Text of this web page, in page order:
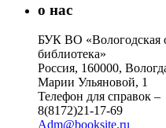
о нас
БУК ВО «Вологодская
библиотека»
Россия, 160000,
Марии Ульяновой, 1
Телефон для справок –
8(8172)21-17-69
Adm@booksite.ru